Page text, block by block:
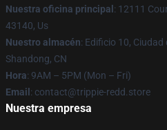
Nuestra oficina principal : 12111
43140, Us
Nuestro almacén: Edificio 10,
Shandong, CN
Hora: 9AM – 5PM (Mon – Fri)
Email : contact@trippie-redd.store
Nuestra empresa